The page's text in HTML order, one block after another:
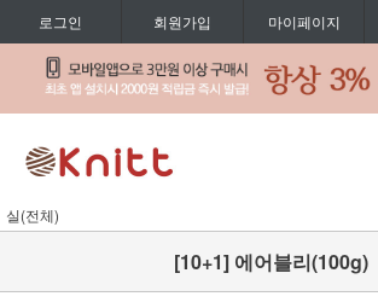
로그인 회원가입 마이페이지
실(전체)
[10+1] 에어블리(100g)